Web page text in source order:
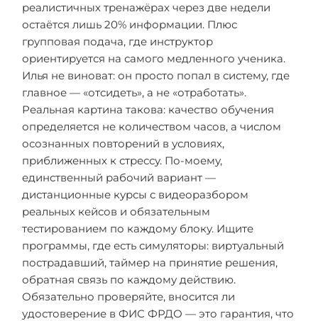
реалистичных тренажёрах через две недели
остаётся лишь 20% информации. Плюс
групповая подача, где инструктор
ориентируется на самого медленного ученика.
Илья не виноват: он просто попал в систему, где
главное — «отсидеть», а не «отработать».
Реальная картина такова: качество обучения
определяется не количеством часов, а числом
осознанных повторений в условиях,
приближенных к стрессу. По-моему,
единственный рабочий вариант —
дистанционные курсы с видеоразбором
реальных кейсов и обязательным
тестированием по каждому блоку. Ищите
программы, где есть симуляторы: виртуальный
пострадавший, таймер на принятие решения,
обратная связь по каждому действию.
Обязательно проверяйте, вносится ли
удостоверение в ФИС ФРДО — это гарантия, что